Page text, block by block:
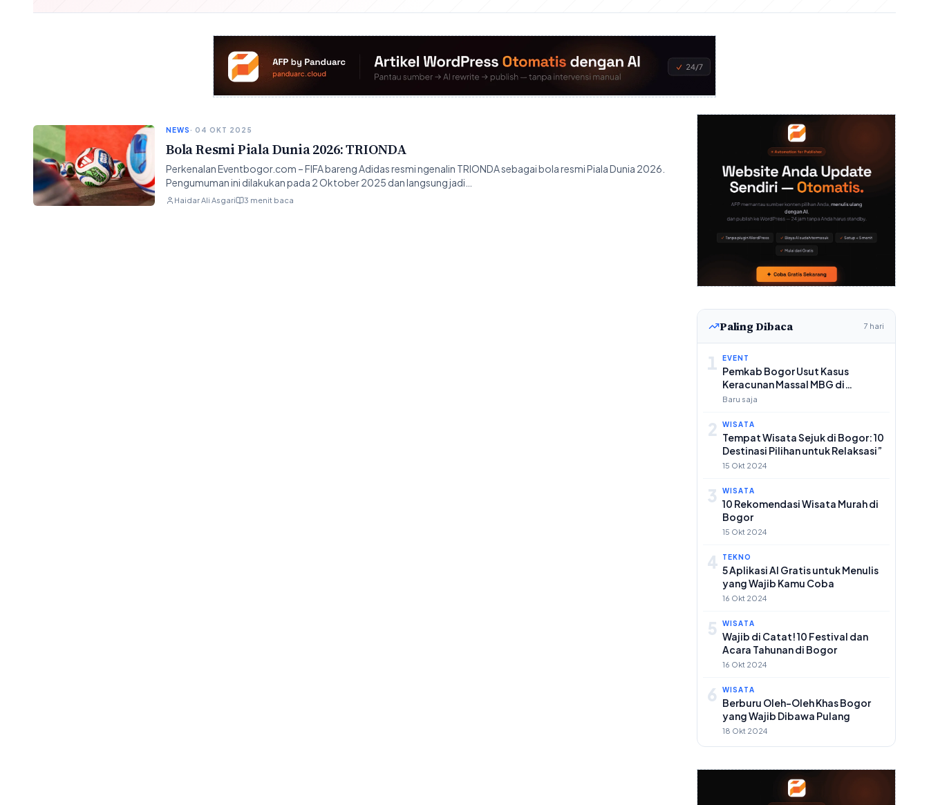
NEWS· 04 OKT 2025
Bola Resmi Piala Dunia 2026: TRIONDA
Perkenalan Eventbogor.com – FIFA bareng Adidas resmi ngenalin TRIONDA sebagai bola resmi Piala Dunia 2026.
Pengumuman ini dilakukan pada 2 Oktober 2025 dan langsung jadi…
Haidar Ali Asgari 3 menit baca
Paling Dibaca 7 hari
1 EVENT
Pemkab Bogor Usut Kasus
Keracunan Massal MBG di
Dramaga
Baru saja
2 WISATA
Tempat Wisata Sejuk di Bogor: 10
Destinasi Pilihan untuk Relaksasi”
15 Okt 2024
3 WISATA
10 Rekomendasi Wisata Murah di
Bogor
15 Okt 2024
4 TEKNO
5 Aplikasi AI Gratis untuk Menulis
yang Wajib Kamu Coba
16 Okt 2024
5 WISATA
Wajib di Catat! 10 Festival dan
Acara Tahunan di Bogor
16 Okt 2024
6 WISATA
Berburu Oleh-Oleh Khas Bogor
yang Wajib Dibawa Pulang
18 Okt 2024